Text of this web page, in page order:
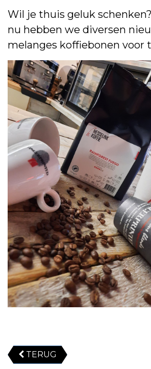
Wil je thuis geluk
nu hebben we diversen
melanges koffiebonen voor
TERUG